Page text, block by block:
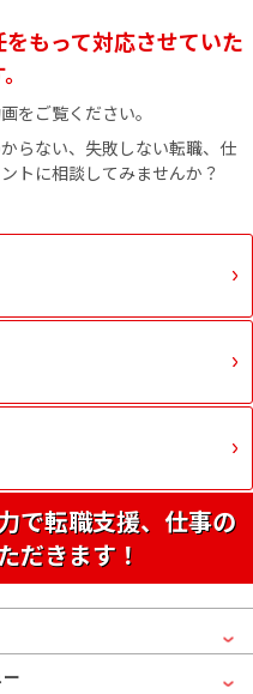
もって対応させていた
をご覧ください。
らない、失敗しない転職、仕
トに相談してみませんか？
で転職支援、仕事の
だきます！